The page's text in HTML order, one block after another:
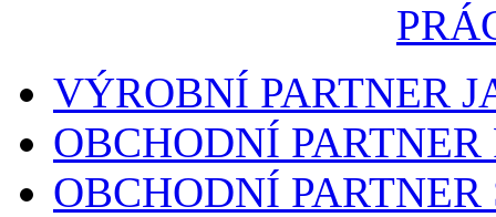
VÝROBNÍ PARTNER
OBCHODNÍ
OBCHODNÍ